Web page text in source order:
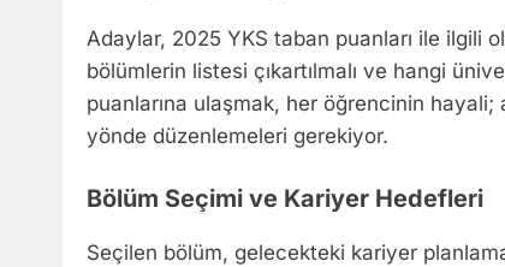
Adaylar, 2025 YKS taban puanları ile ilgili
bölümlerin listesi çıkartılmalı ve hangi
puanlarına ulaşmak, her öğrencinin hayali;
yönde düzenlemeleri gerekiyor.
Bölüm Seçimi ve Kariyer Hedefleri
Seçilen bölüm, gelecekteki kariyer